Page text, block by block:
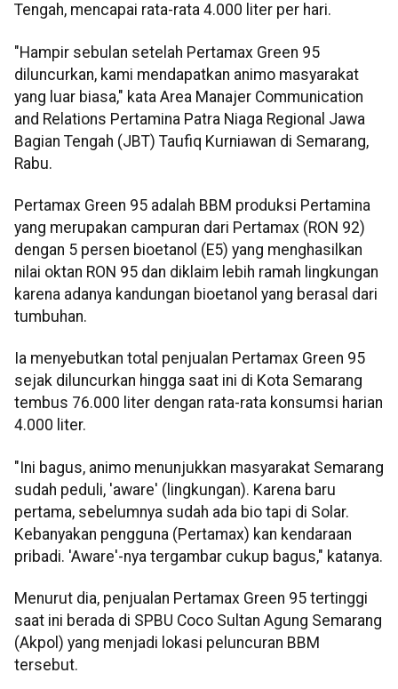
Tengah, mencapai rata-rata 4.000 liter per hari.
"Hampir sebulan setelah Pertamax Green 95
diluncurkan, kami mendapatkan animo masyarakat
yang luar biasa," kata Area Manajer Communication
and Relations Pertamina Patra Niaga Regional Jawa
Bagian Tengah (JBT) Taufiq Kurniawan di Semarang,
Rabu.
Pertamax Green 95 adalah BBM produksi Pertamina
yang merupakan campuran dari Pertamax (RON 92)
dengan 5 persen bioetanol (E5) yang menghasilkan
nilai oktan RON 95 dan diklaim lebih ramah lingkungan
karena adanya kandungan bioetanol yang berasal dari
tumbuhan.
Ia menyebutkan total penjualan Pertamax Green 95
sejak diluncurkan hingga saat ini di Kota Semarang
tembus 76.000 liter dengan rata-rata konsumsi harian
4.000 liter.
"Ini bagus, animo menunjukkan masyarakat Semarang
sudah peduli, 'aware' (lingkungan). Karena baru
pertama, sebelumnya sudah ada bio tapi di Solar.
Kebanyakan pengguna (Pertamax) kan kendaraan
pribadi. 'Aware'-nya tergambar cukup bagus," katanya.
Menurut dia, penjualan Pertamax Green 95 tertinggi
saat ini berada di SPBU Coco Sultan Agung Semarang
(Akpol) yang menjadi lokasi peluncuran BBM
tersebut.